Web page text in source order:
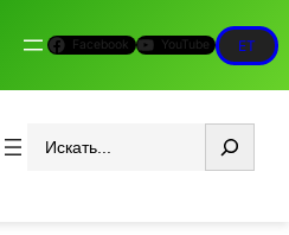
Facebook YouTube ET
Otsi